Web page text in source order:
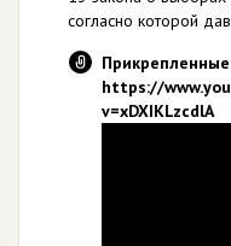
согласно которой
https://
v=xDXIKLzcdlA